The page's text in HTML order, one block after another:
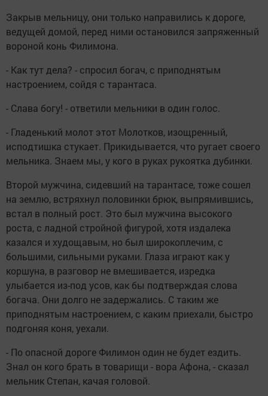
Закрыв мельницу, они только направились к дороге,
ведущей домой, перед ними остановился запряженный
вороной конь Филимона.
- Как тут дела? - спросил богач, с приподнятым
настроением, сойдя с тарантаса.
- Слава богу! - ответили мельники в один голос.
- Гладенький молот этот Молотков, изощренный,
исподтишка стукает. Прикидывается, что ругает своего
мельника. Знаем мы, у кого в руках рукоятка дубинки.
Второй мужчина, сидевший на тарантасе, тоже сошел
на землю, встряхнул половинки брюк, выпрямившись,
встал в полный рост. Это был мужчина высокого
роста, с ладной стройной фигурой, хотя издалека
казался и худощавым, но был широкоплечим, с
большими, сильными руками. Глаза играют как у
коршуна, в разговор не вмешивается, изредка
улыбается из-под усов, как бы подтверждая слова
богача. Они долго не задержались. С таким же
приподнятым настроением, с каким приехали, быстро
подгоняя коня, уехали.
- По опасной дороге Филимон один не будет ездить.
Знал он кого брать в товарищи - вора Афона, - сказал
мельник Степан, качая головой.